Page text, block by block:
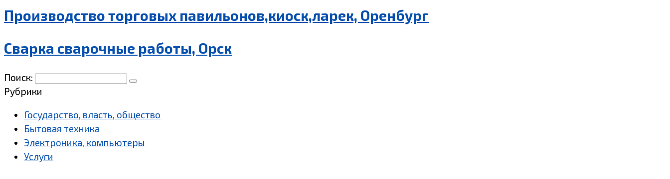
Производство торговых павильонов,киоск,ларек, Оренбург
Сварка сварочные работы, Орск
Поиск:
Рубрики
Государство, власть, общество
Бытовая техника
Электроника, компьютеры
Услуги